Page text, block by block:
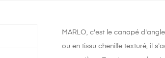
MARLO, c'est le canapé
ou en tissu chenille texturé, il